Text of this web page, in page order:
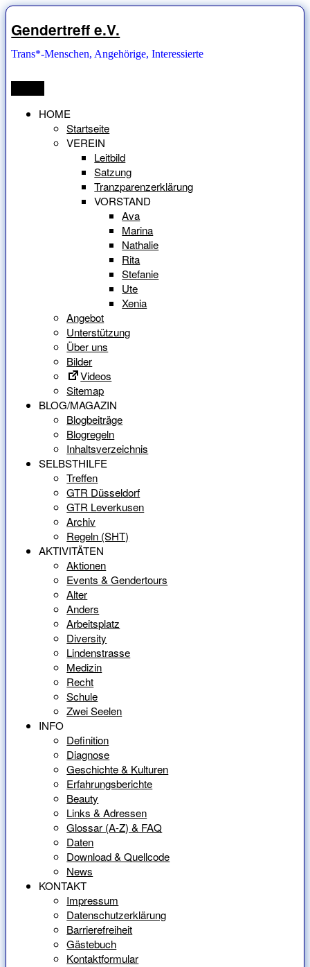
Zum
Inhalt
springen
Gendertreff e.V.
Trans*-Menschen, Angehörige, Interessierte
HOME
Startseite
VEREIN
Leitbild
Satzung
Tranzparenzerklärung
VORSTAND
Ava
Marina
Nathalie
Rita
Stefanie
Ute
Xenia
Angebot
Unterstützung
Über uns
Bilder
Videos
Sitemap
BLOG/MAGAZIN
Blogbeiträge
Blogregeln
Inhaltsverzeichnis
SELBSTHILFE
Treffen
GTR Düsseldorf
GTR Leverkusen
Archiv
Regeln (SHT)
AKTIVITÄTEN
Aktionen
Events & Gendertours
Alter
Anders
Arbeitsplatz
Diversity
Lindenstrasse
Medizin
Recht
Schule
Zwei Seelen
INFO
Definition
Diagnose
Geschichte & Kulturen
Erfahrungsberichte
Beauty
Links & Adressen
Glossar (A-Z) & FAQ
Daten
Download & Quellcode
News
KONTAKT
Impressum
Datenschutzerklärung
Barrierefreiheit
Gästebuch
Kontaktformular